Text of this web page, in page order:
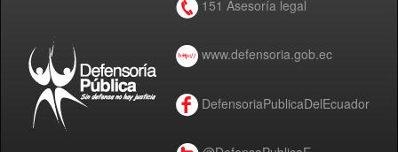
151 Asesoría legal
www.defensoria.gob.ec
DefensoriaPublicaDelEcuador